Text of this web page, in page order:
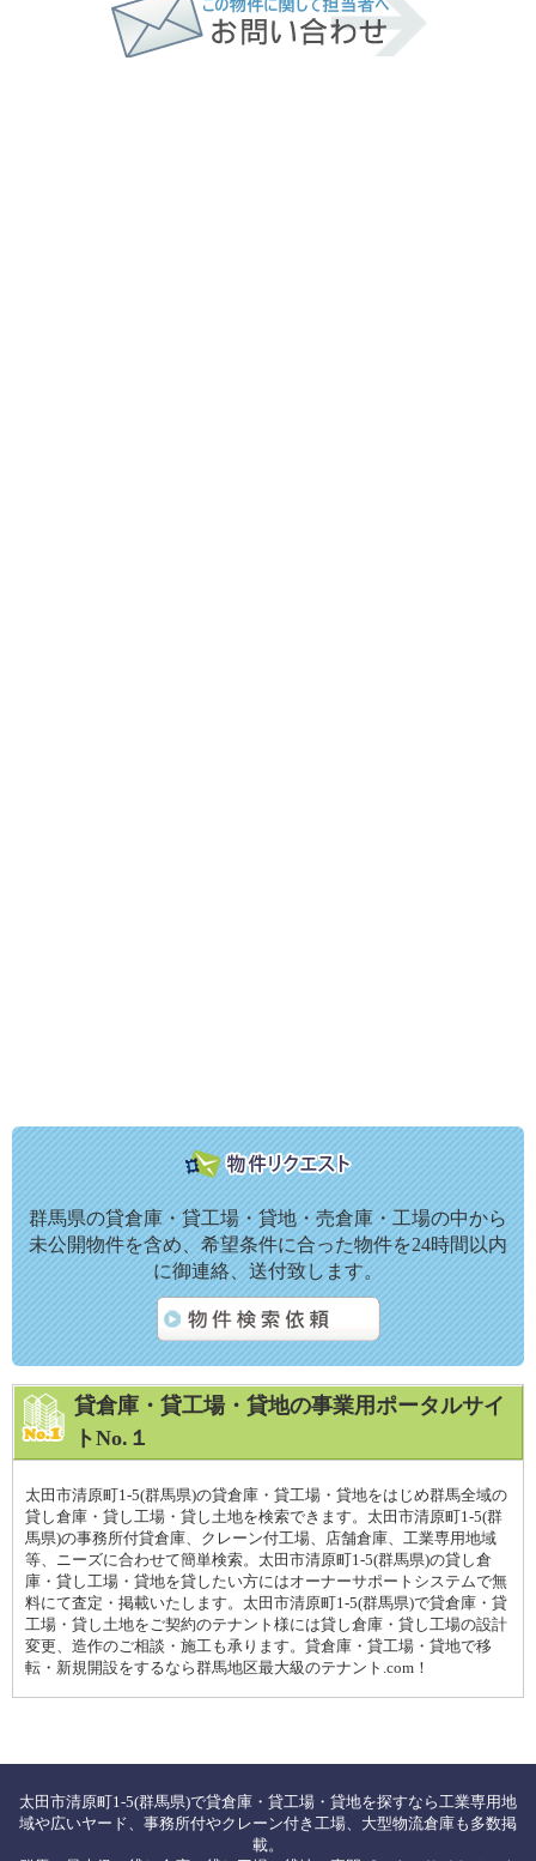
群馬県の貸倉庫・貸工場・貸地・売倉庫・工場の中から
未公開物件を含め、希望条件に合った物件を24時間以内
に御連絡、送付致します。
貸倉庫・貸工場・貸地の事業用ポータルサイ
トNo.１
太田市清原町1-5(群馬県)の貸倉庫・貸工場・貸地をはじめ群馬全域の
貸し倉庫・貸し工場・貸し土地を検索できます。太田市清原町1-5(群
馬県)の事務所付貸倉庫、クレーン付工場、店舗倉庫、工業専用地域
等、ニーズに合わせて簡単検索。太田市清原町1-5(群馬県)の貸し倉
庫・貸し工場・貸地を貸したい方にはオーナーサポートシステムで無
料にて査定・掲載いたします。太田市清原町1-5(群馬県)で貸倉庫・貸
工場・貸し土地をご契約のテナント様には貸し倉庫・貸し工場の設計
変更、造作のご相談・施工も承ります。貸倉庫・貸工場・貸地で移
転・新規開設をするなら群馬地区最大級のテナント.com！
太田市清原町1-5(群馬県)で貸倉庫・貸工場・貸地を探すなら工業専用地
域や広いヤード、事務所付やクレーン付き工場、大型物流倉庫も多数掲
載。